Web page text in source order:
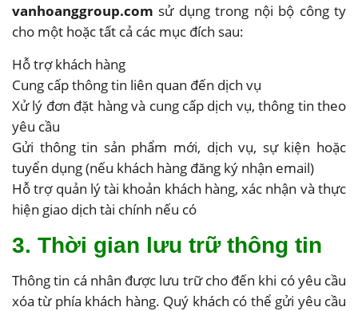
vanhoanggroup.com sử dụng trong nội bộ công ty
cho một hoặc tất cả các mục đích sau:
Hỗ trợ khách hàng
Cung cấp thông tin liên quan đến dịch vụ
Xử lý đơn đặt hàng và cung cấp dịch vụ, thông tin theo
yêu cầu
Gửi thông tin sản phẩm mới, dịch vụ, sự kiện hoặc
tuyển dụng (nếu khách hàng đăng ký nhận email)
Hỗ trợ quản lý tài khoản khách hàng, xác nhận và thực
hiện giao dịch tài chính nếu có
3. Thời gian lưu trữ thông tin
Thông tin cá nhân được lưu trữ cho đến khi có yêu cầu
xóa từ phía khách hàng. Quý khách có thể gửi yêu cầu